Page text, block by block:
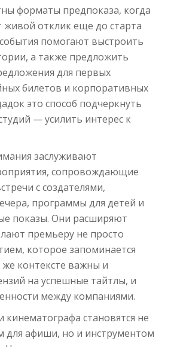
форматы предпоказа, когда
живой отклик еще до старта
помогают выстроить
а также предложить
для первых
билетов и корпоративных
это способ подчеркнуть
— усилить интерес к
заслуживают
сопровождающие
с создателями,
программы для детей и
показы. Они расширяют
премьеру не просто
которое запоминается
контексте важны и
на успешные тайтлы, и
между компаниями.
кинематографа становятся не
для афиши, но и инструментом